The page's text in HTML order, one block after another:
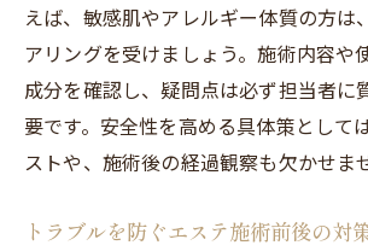
えば、敏感肌やアレルギー体質の方は
アリングを受けましょう。施術内容や
成分を確認し、疑問点は必ず担当者に
要です。安全性を高める具体策として
ストや、施術後の経過観察も欠かせま
トラブルを防ぐエステ施術前後の対